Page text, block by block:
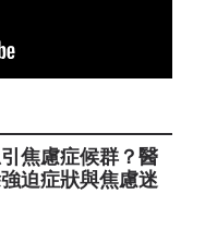
焦慮症候群？醫
迫症狀與焦慮迷